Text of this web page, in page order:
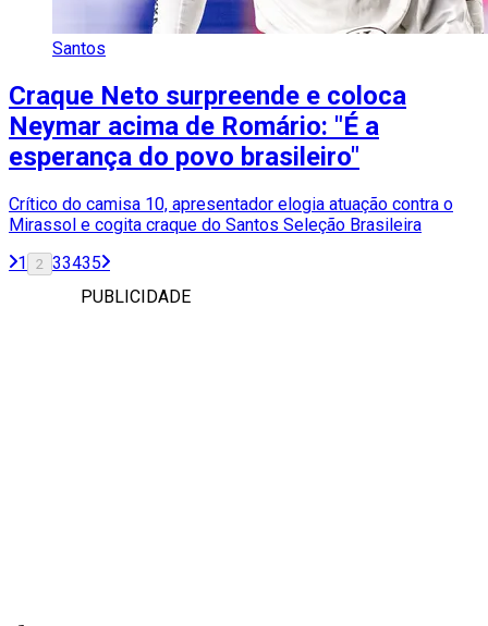
Santos
Craque Neto surpreende e coloca
Neymar acima de Romário: "É a
esperança do povo brasileiro"
Crítico do camisa 10, apresentador elogia atuação contra o
Mirassol e cogita craque do Santos Seleção Brasileira
1
2 33435
PUBLICIDADE